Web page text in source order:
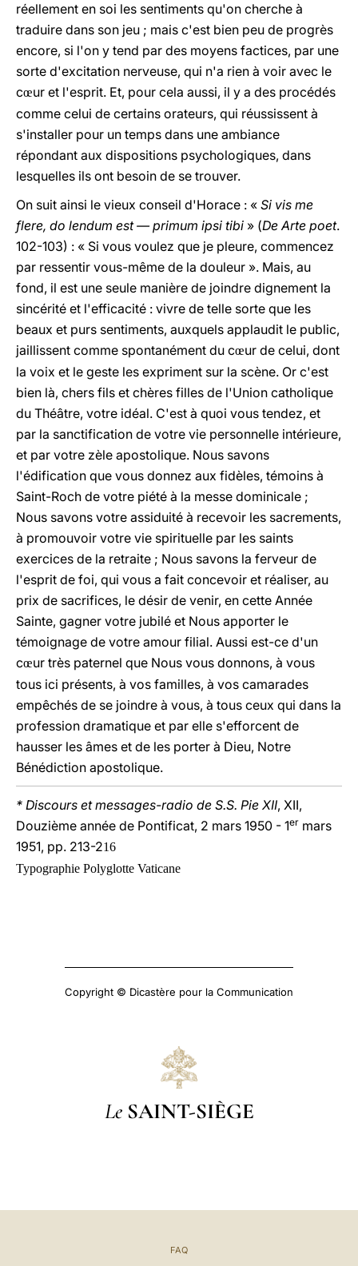
réellement en soi les sentiments qu'on cherche à
traduire dans son jeu ; mais c'est bien peu de progrès
encore, si l'on y tend par des moyens factices, par une
sorte d'excitation nerveuse, qui n'a rien à voir avec le
cœur et l'esprit. Et, pour cela aussi, il y a des procédés
comme celui de certains orateurs, qui réussissent à
s'installer pour un temps dans une ambiance
répondant aux dispositions psychologiques, dans
lesquelles ils ont besoin de se trouver.
On suit ainsi le vieux conseil d'Horace : « Si vis me
flere, do lendum est — primum ipsi tibi » (De Arte poet.
102-103) : « Si vous voulez que je pleure, commencez
par ressentir vous-même de la douleur ». Mais, au
fond, il est une seule manière de joindre dignement la
sincérité et l'efficacité : vivre de telle sorte que les
beaux et purs sentiments, auxquels applaudit le public,
jaillissent comme spontanément du cœur de celui, dont
la voix et le geste les expriment sur la scène. Or c'est
bien là, chers fils et chères filles de l'Union catholique
du Théâtre, votre idéal. C'est à quoi vous tendez, et
par la sanctification de votre vie personnelle intérieure,
et par votre zèle apostolique. Nous savons
l'édification que vous donnez aux fidèles, témoins à
Saint-Roch de votre piété à la messe dominicale ;
Nous savons votre assiduité à recevoir les sacrements,
à promouvoir votre vie spirituelle par les saints
exercices de la retraite ; Nous savons la ferveur de
l'esprit de foi, qui vous a fait concevoir et réaliser, au
prix de sacrifices, le désir de venir, en cette Année
Sainte, gagner votre jubilé et Nous apporter le
témoignage de votre amour filial. Aussi est-ce d'un
cœur très paternel que Nous vous donnons, à vous
tous ici présents, à vos familles, à vos camarades
empêchés de se joindre à vous, à tous ceux qui dans la
profession dramatique et par elle s'efforcent de
hausser les âmes et de les porter à Dieu, Notre
Bénédiction apostolique.
* Discours et messages-radio de S.S. Pie XII, XII,
Douzième année de Pontificat, 2 mars 1950 - 1er mars
1951, pp. 213-216
Typographie Polyglotte Vaticane
Copyright © Dicastère pour la Communication
Le SAINT-SIÈGE
FAQ